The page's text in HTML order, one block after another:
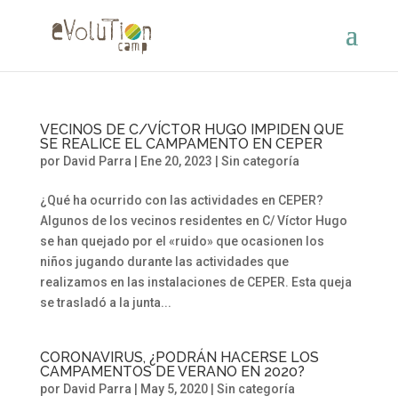
VECINOS DE C/VÍCTOR HUGO IMPIDEN QUE
SE REALICE EL CAMPAMENTO EN CEPER
por David Parra Ene 20, 2023 Sin categoría
¿Qué ha ocurrido con las actividades en CEPER?
Algunos de los vecinos residentes en C/ Víctor Hugo
se han quejado por el «ruido» que ocasionen los
niños jugando durante las actividades que
realizamos en las instalaciones de CEPER. Esta queja
se trasladó a la junta...
CORONAVIRUS, ¿PODRÁN HACERSE LOS
CAMPAMENTOS DE VERANO EN 2020?
por David Parra May 5, 2020| Sin categoría